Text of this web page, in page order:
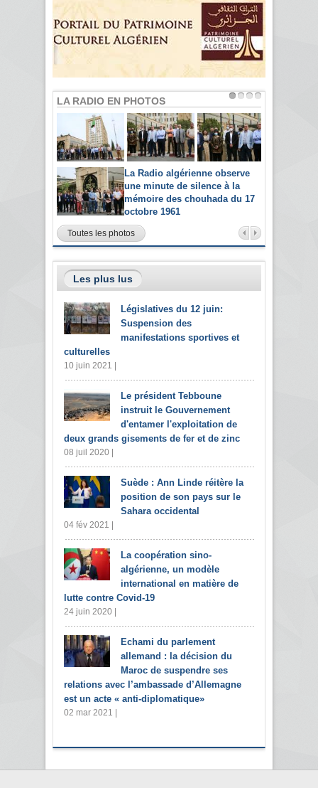
LA RADIO EN PHOTOS
La Radio algérienne observe
une minute de silence à la
mémoire des chouhada du 17
octobre 1961
Toutes les photos
Les plus lus
Législatives du 12 juin:
Suspension des
manifestations sportives et
culturelles
10 juin 2021 |
Le président Tebboune
instruit le Gouvernement
d'entamer l'exploitation de
deux grands gisements de fer et de zinc
08 juil 2020 |
Suède : Ann Linde réitère la
position de son pays sur le
Sahara occidental
04 fév 2021 |
La coopération sino-
algérienne, un modèle
international en matière de
lutte contre Covid-19
24 juin 2020 |
Echami du parlement
allemand : la décision du
Maroc de suspendre ses
relations avec l’ambassade d’Allemagne
est un acte « anti-diplomatique»
02 mar 2021 |